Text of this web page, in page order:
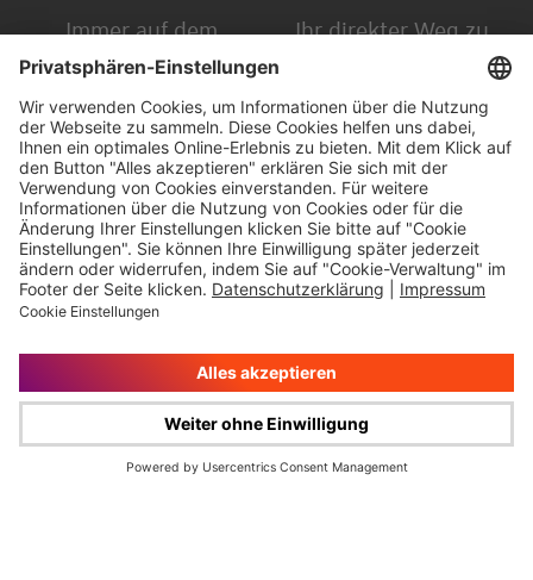
Immer auf dem
Laufenden
Finanzkalender
IR-Newsletter
Ihr direkter Weg zu
Karriere